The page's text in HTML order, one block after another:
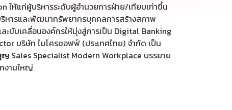
ห้แก่ผู้บริหารระดับผู้อำนวยการฝ่าย/เทียบเท่าขึ้น
ริหารและพัฒนาทรัพยากรบุคคลการสร้างสภาพ
ะขับเคลื่อนองค์กรให้มุ่งสู่การเป็น Digital Banking
บริษัท ไมโครซอฟฟ์ (ประเทศไทย) จำกัด เป็น
ญ Sales Specialist Modern Workplace บรรยาย
งานใหญ่